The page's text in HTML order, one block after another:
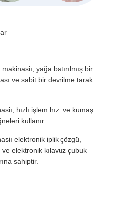
yağa batırılmış bir
ve sabit bir devrilme tarak
hızlı işlem hızı ve kumaş
kullanır.
elektronik iplik çözgü,
elektronik kılavuz çubuk
sahiptir.